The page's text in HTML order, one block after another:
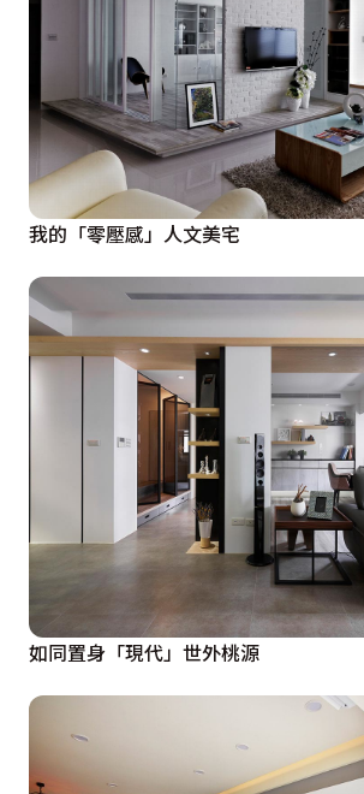
我的「零壓感」人文美宅
如同置身「現代」世外桃源